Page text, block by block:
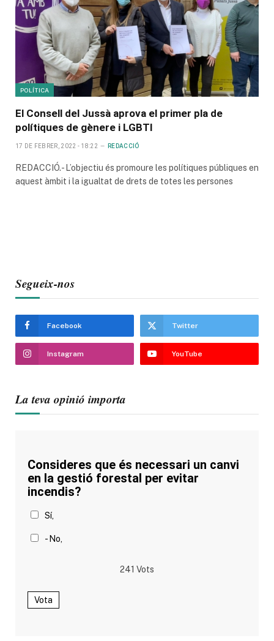
POLÍTICA
El Consell del Jussà aprova el primer pla de
polítiques de gènere i LGBTI
17 DE FEBRER, 2022 - 18:22 REDACCIÓ
REDACCIÓ.- L’objectiu és promoure les polítiques públiques en
aquest àmbit i la igualtat de drets de totes les persones
Segueix-nos
Facebook Twitter
Instagram YouTube
La teva opinió importa
Consideres que és necessari un canvi
en la gestió forestal per evitar
incendis?
Sí,
- No,
241 Vots
Vota